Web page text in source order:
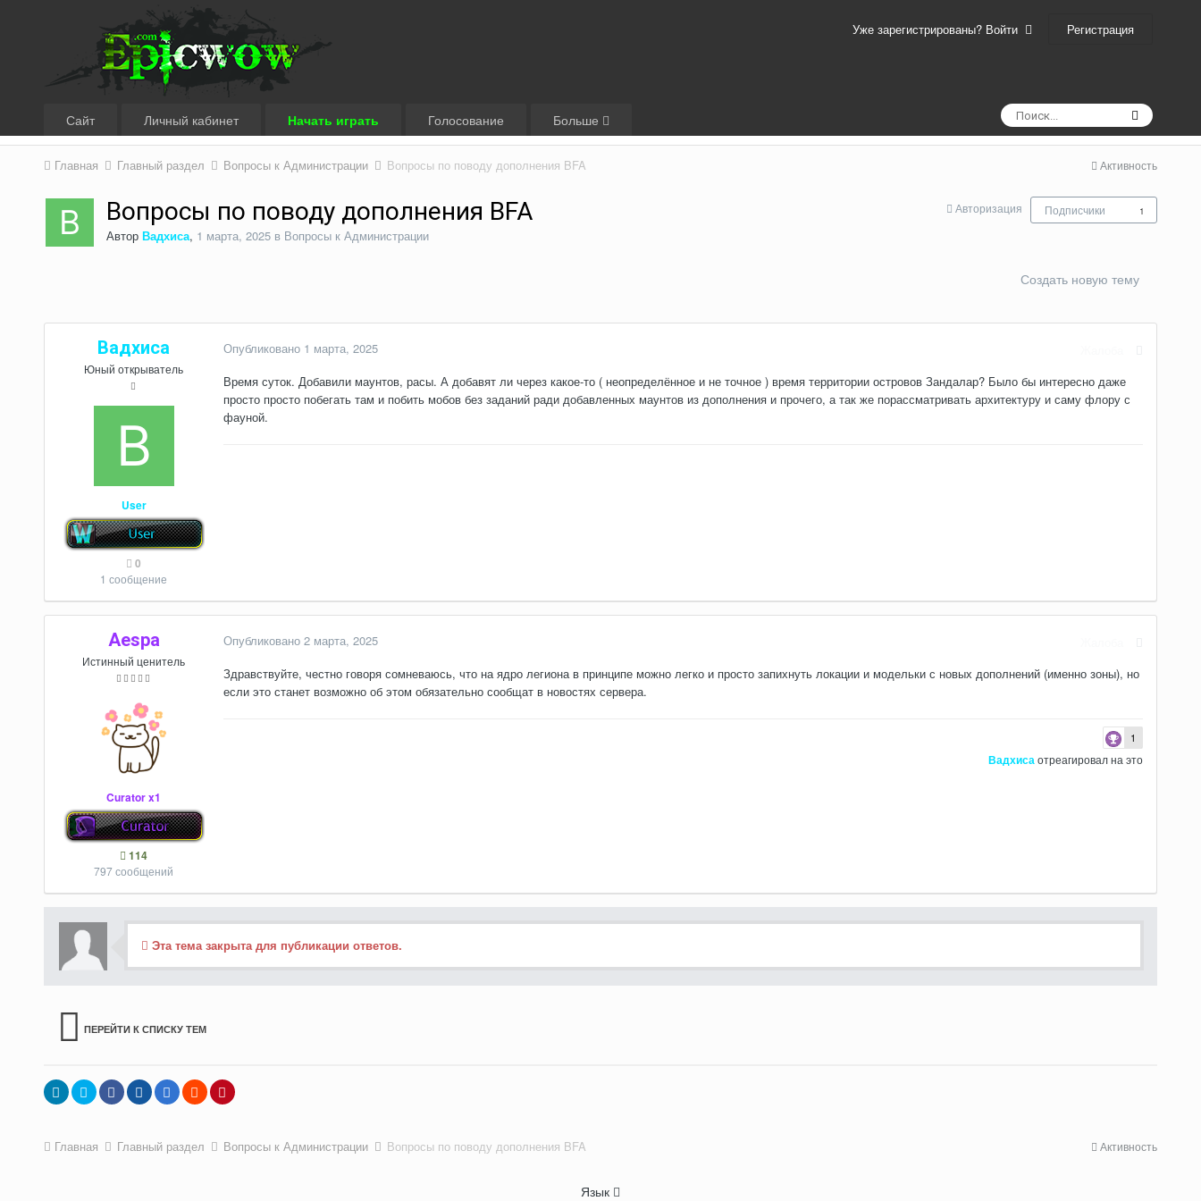
Уже зарегистрированы? Войти Регистрация
Сайт Личный кабинет Начать играть Голосование Больше
Активность
Главная Главный раздел Вопросы к Администрации Вопросы по поводу дополнения BFA
Авторизация Подписчики 1
Вопросы по поводу дополнения BFA
Автор Вадхиса, 1 марта, 2025в Вопросы к Администрации
Создать новую тему
Вадхиса
Юный открыватель
User
0
1 сообщение
Опубликовано 1 марта, 2025
Время суток. Добавили маунтов, расы. А добавят ли через какое-то ( неопределённое и не точное ) время территории островов Зандалар? Было бы интересно даже
просто просто побегать там и побить мобов без заданий ради добавленных маунтов из дополнения и прочего, а так же порассматривать архитектуру и саму флору с
фауной.
Aespa
Истинный ценитель
Curator x1
114
797 сообщений
Опубликовано 2 марта, 2025
Здравствуйте, честно говоря сомневаюсь, что на ядро легиона в принципе можно легко и просто запихнуть локации и модельки с новых дополнений (именно зоны), но
если это станет возможно об этом обязательно сообщат в новостях сервера.
1
Вадхиса отреагировал на это
Эта тема закрыта для публикации ответов.
ПЕРЕЙТИ К СПИСКУ ТЕМ
Активность
Главная Главный раздел Вопросы к Администрации Вопросы по поводу дополнения BFA
Язык